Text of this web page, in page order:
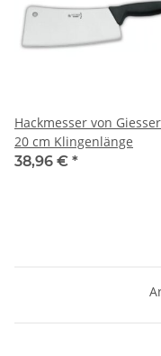
Hackmesser von
20 cm Klingenlänge
38,96 € *